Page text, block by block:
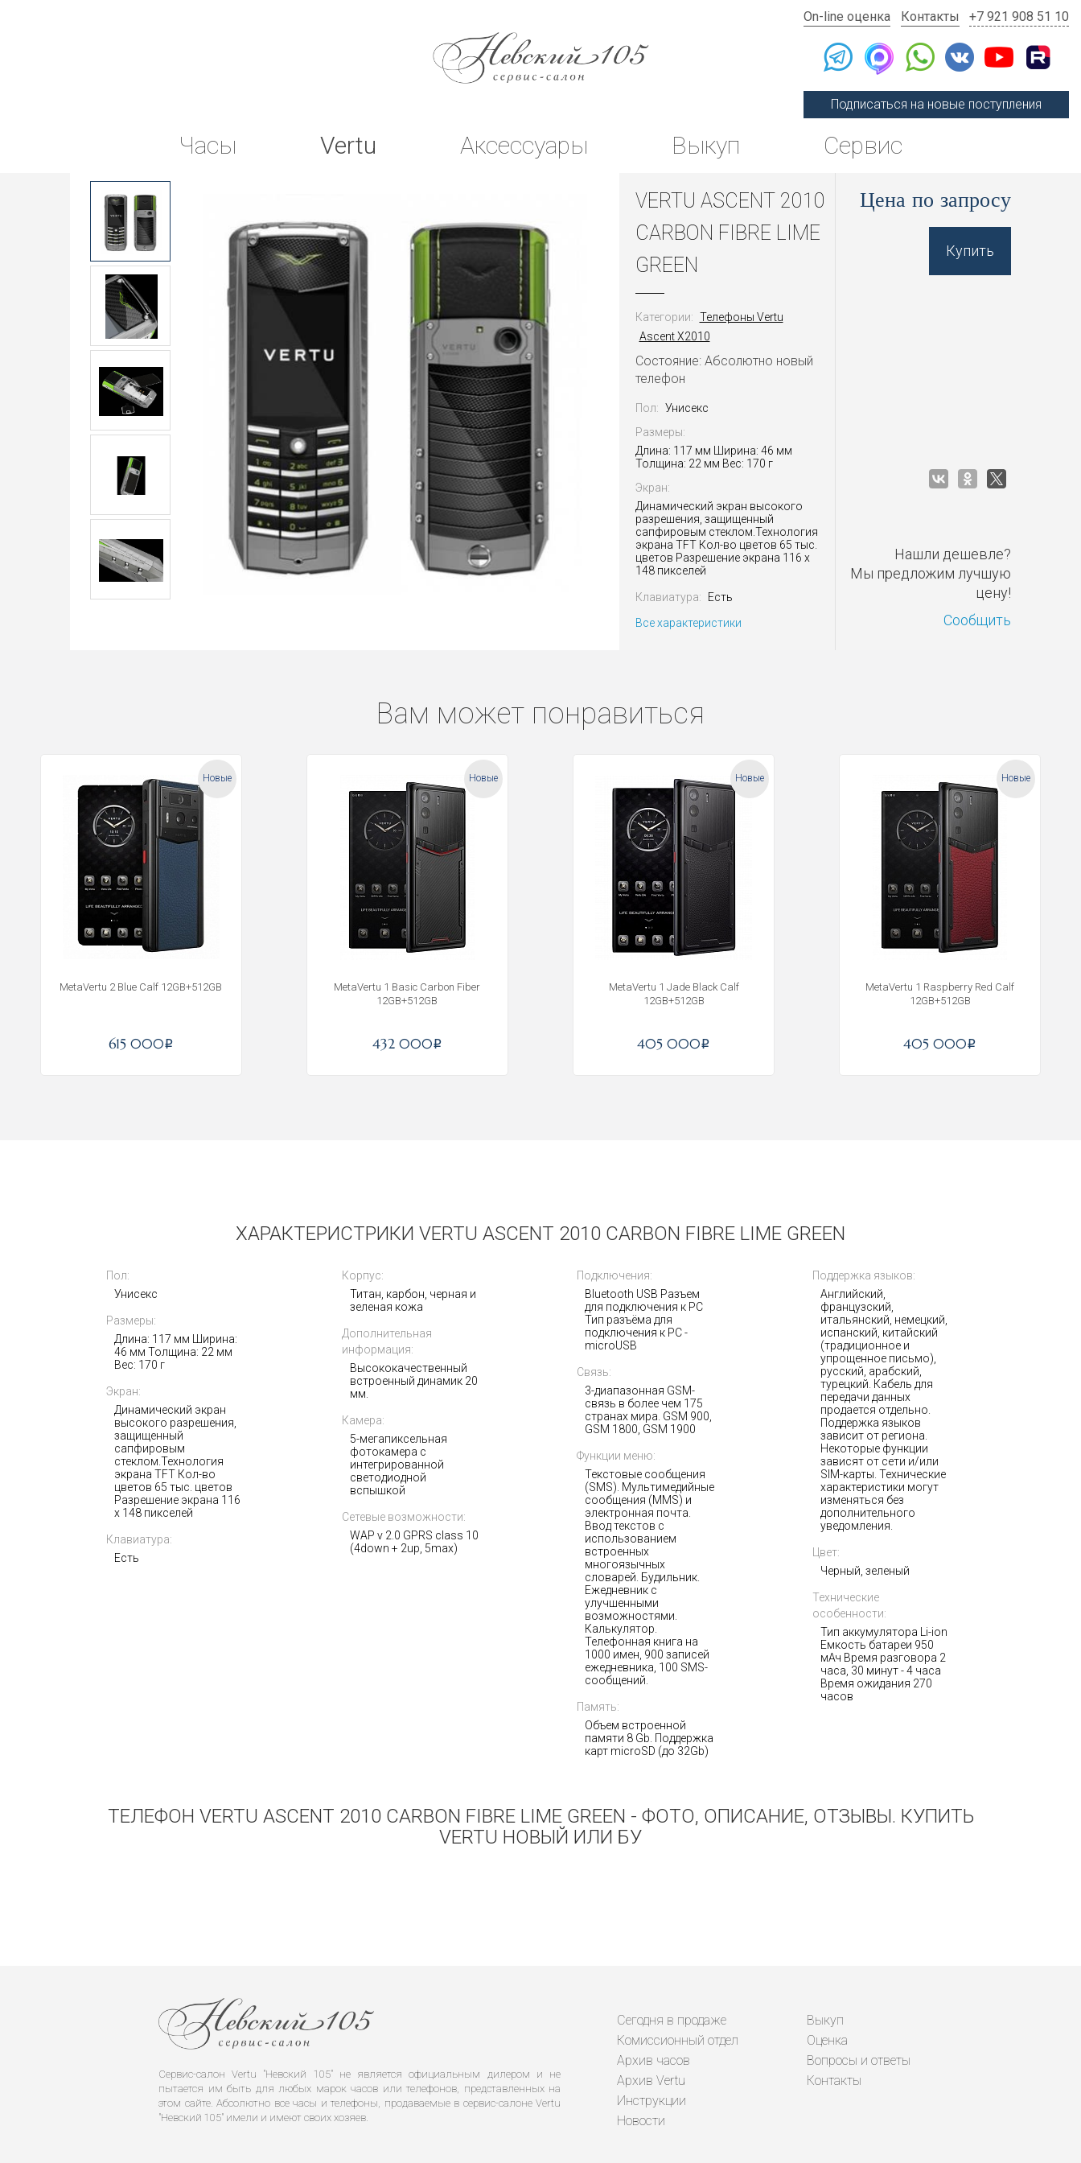
On-line оценка Контакты +7 921 908 51 10
Подписаться на новые поступления
Часы Vertu Аксессуары Выкуп Сервис
VERTU ASCENT 2010
CARBON FIBRE LIME
GREEN
Категории: Телефоны Vertu
Ascent X2010
Состояние: Абсолютно новый
телефон
Пол: Унисекс
Размеры:
Длина: 117 мм Ширина: 46 мм
Толщина: 22 мм Вес: 170 г
Экран:
Динамический экран высокого
разрешения, защищенный
сапфировым стеклом.Технология
экрана TFT Кол-во цветов 65 тыс.
цветов Разрешение экрана 116 x
148 пикселей
Клавиатура:
Есть
Все характеристики
Цена по запросу
Купить
Нашли дешевле?
Мы предложим лучшую
цену!
Сообщить
Вам может понравиться
Новые
MetaVertu 2 Blue Calf 12GB+512GB
615 000i
Новые
MetaVertu 1 Basic Carbon Fiber
12GB+512GB
432 000i
Новые
MetaVertu 1 Jade Black Calf
12GB+512GB
405 000i
Новые
MetaVertu 1 Raspberry Red Calf
12GB+512GB
405 000i
MetaVertu 1 Caramel Brown Calf
12GB+512GB
ХАРАКТЕРИСТРИКИ VERTU ASCENT 2010 CARBON FIBRE LIME GREEN
Пол:
Унисекс
Размеры:
Длина: 117 мм Ширина:
46 мм Толщина: 22 мм
Вес: 170 г
Экран:
Динамический экран
высокого разрешения,
защищенный
сапфировым
стеклом.Технология
экрана TFT Кол-во
цветов 65 тыс. цветов
Разрешение экрана 116
x 148 пикселей
Клавиатура:
Есть
Корпус:
Титан, карбон, черная и
зеленая кожа
Дополнительная
информация:
Высококачественный
встроенный динамик 20
мм.
Камера:
5-мегапиксельная
фотокамера с
интегрированной
светодиодной
вспышкой
Сетевые возможности:
WAP v 2.0 GPRS сlass 10
(4down + 2up, 5max)
Подключения:
Bluetooth USB Разъем
для подключения к PC
Тип разъёма для
подключения к PC -
microUSB
Связь:
3-диапазонная GSM-
связь в более чем 175
странах мира. GSM 900,
GSM 1800, GSM 1900
Функции меню:
Текстовые сообщения
(SMS). Мультимедийные
сообщения (MMS) и
электронная почта.
Ввод текстов с
использованием
встроенных
многоязычных
словарей. Будильник.
Ежедневник с
улучшенными
возможностями.
Калькулятор.
Телефонная книга на
1000 имен, 900 записей
ежедневника, 100 SMS-
сообщений.
Память:
Объем встроенной
памяти 8 Gb. Поддержка
карт microSD (до 32Gb)
Поддержка языков:
Английский,
французский,
итальянский, немецкий,
испанский, китайский
(традиционное и
упрощенное письмо),
русский, арабский,
турецкий. Кабель для
передачи данных
продается отдельно.
Поддержка языков
зависит от региона.
Некоторые функции
зависят от сети и/или
SIM-карты. Технические
характеристики могут
изменяться без
дополнительного
уведомления.
Цвет:
Черный, зеленый
Технические
особенности:
Тип аккумулятора Li-ion
Емкость батареи 950
мАч Время разговора 2
часа, 30 минут - 4 часа
Время ожидания 270
часов
ТЕЛЕФОН VERTU ASCENT 2010 CARBON FIBRE LIME GREEN - ФОТО, ОПИСАНИЕ, ОТЗЫВЫ. КУПИТЬ
VERTU НОВЫЙ ИЛИ БУ
Сервис-салон Vertu "Невский 105" не является официальным дилером и не
пытается им быть для любых марок часов или телефонов, представленных на
этом сайте. Абсолютно все часы и телефоны, продаваемые в сервис-салоне Vertu
"Невский 105" имели и имеют своих хозяев.
Сегодня в продаже
Комиссионный отдел
Архив часов
Архив Vertu
Инструкции
Новости
Выкуп
Оценка
Вопросы и ответы
Контакты